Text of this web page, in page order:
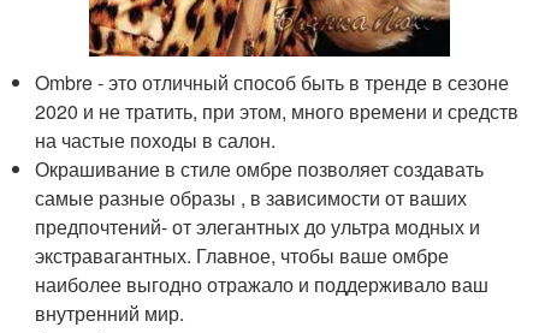
Ombre - это отличный способ быть в тренде в сезоне
2020 и не тратить, при этом, много времени и средств
на частые походы в салон.
Окрашивание в стиле омбре позволяет создавать
самые разные образы , в зависимости от ваших
предпочтений- от элегантных до ультра модных и
экстравагантных. Главное, чтобы ваше омбре
наиболее выгодно отражало и поддерживало ваш
внутренний мир.